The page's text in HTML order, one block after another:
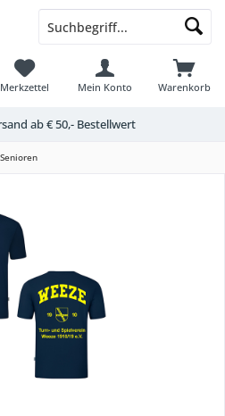
Warenkorb
Merkzettel Mein Konto
ab € 50,- Bestellwert